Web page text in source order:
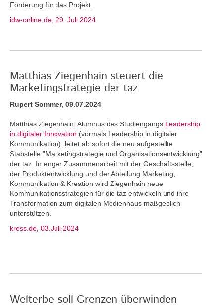
Förderung für das Projekt.
idw-online.de, 29. Juli 2024
Matthias Ziegenhain steuert die
Marketingstrategie der taz
Rupert Sommer, 09.07.2024
Matthias Ziegenhain, Alumnus des Studiengangs Leadership
in digitaler Innovation (vormals Leadership in digitaler
Kommunikation), leitet ab sofort die neu aufgestellte
Stabstelle ”Marketingstrategie und Organisationsentwicklung”
der taz. In enger Zusammenarbeit mit der Geschäftsstelle,
der Produktentwicklung und der Abteilung Marketing,
Kommunikation & Kreation wird Ziegenhain neue
Kommunikationsstrategien für die taz entwickeln und ihre
Transformation zum digitalen Medienhaus maßgeblich
unterstützen.
kress.de, 03.Juli 2024
Welterbe soll Grenzen überwinden